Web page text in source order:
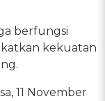
berfungsi
kekuatan
11 November